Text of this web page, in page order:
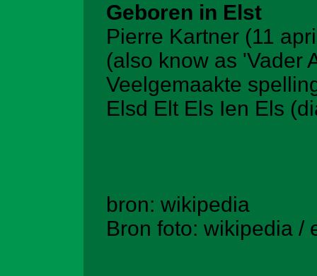
Geboren in Elst
Pierre Kartner (11
(also know as 'Vader
Veelgemaakte
Elsd Elt Els Ien Els
bron: wikipedia
Bron foto: wikipedia /